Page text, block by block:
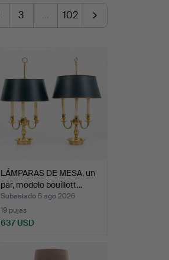
3 … 102
LÁMPARAS DE MESA, un
par, modelo bouillott…
Subastado 5 ago 2026
19 pujas
637 USD